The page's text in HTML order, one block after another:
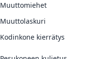
Muuttomiehet
Muuttolaskuri
Kodinkone kierrätys